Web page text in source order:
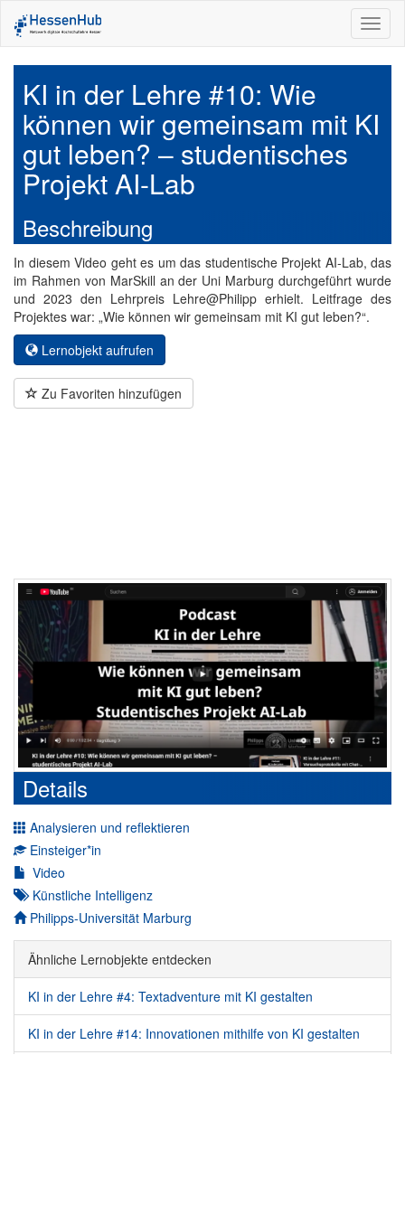
KI in der Lehre #10: Wie
können wir gemeinsam mit KI
gut leben? – studentisches
Projekt AI-Lab
Beschreibung
In diesem Video geht es um das studentische Projekt AI-Lab, das
im Rahmen von MarSkill an der Uni Marburg durchgeführt wurde
und 2023 den Lehrpreis Lehre@Philipp erhielt. Leitfrage des
Projektes war: „Wie können wir gemeinsam mit KI gut leben?“.
Lernobjekt aufrufen
Zu Favoriten hinzufügen
Details
Analysieren und reflektieren
Einsteiger*in
Video
Künstliche Intelligenz
Autor*in:
Philipps-Universität Marburg
Ähnliche Lernobjekte entdecken
KI in der Lehre #4: Textadventure mit KI gestalten
KI in der Lehre #14: Innovationen mithilfe von KI gestalten